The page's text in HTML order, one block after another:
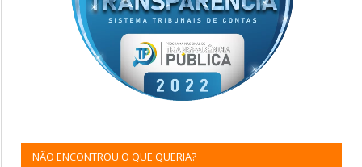
NÃO ENCONTROU O QUE QUERIA?